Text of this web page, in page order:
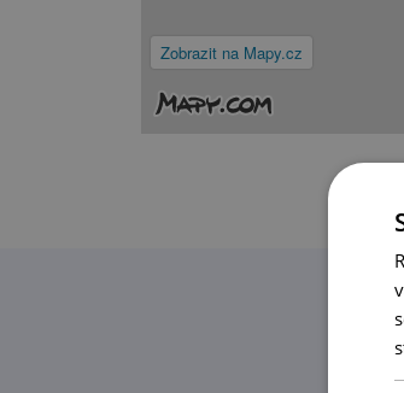
Zobrazit na Mapy.cz